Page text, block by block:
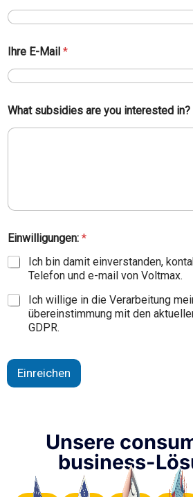
Ihre E-Mail *
What subsidies are you interested in?
o
u
*
r
e
Einwilligungen: *
Ich bin damit einverstanden,
Telefon und e-mail von Voltmax.
Ich willige in die Verarbeitung
übereinstimmung mit den
GDPR.
Einreichen
Unsere
business-